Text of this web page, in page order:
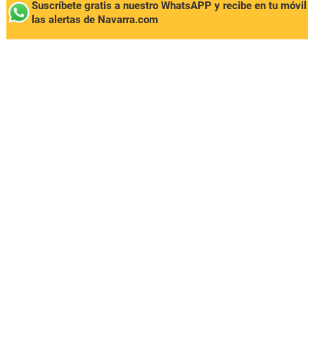
Suscríbete gratis a nuestro WhatsAPP y recibe en tu móvil
las alertas de Navarra.com